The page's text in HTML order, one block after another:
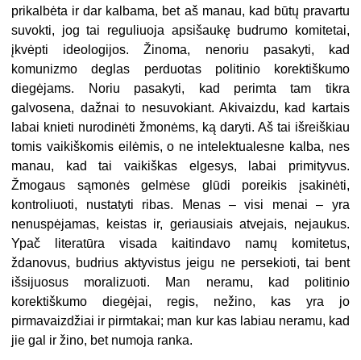
prikalbėta ir dar kalbama, bet aš manau, kad būtų pravartu
suvokti, jog tai reguliuoja apsišaukę budrumo komitetai,
įkvėpti ideologijos. Žinoma, nenoriu pasakyti, kad
komunizmo deglas perduotas politinio korektiškumo
diegėjams. Noriu pasakyti, kad perimta tam tikra
galvosena, dažnai to nesuvokiant. Akivaizdu, kad kartais
labai knieti nurodinėti žmonėms, ką daryti. Aš tai išreiškiau
tomis vaikiškomis eilėmis, o ne intelektualesne kalba, nes
manau, kad tai vaikiškas elgesys, labai primityvus.
Žmogaus sąmonės gelmėse glūdi poreikis įsakinėti,
kontroliuoti, nustatyti ribas. Menas – visi menai – yra
nenuspėjamas, keistas ir, geriausiais atvejais, nejaukus.
Ypač literatūra visada kaitindavo namų komitetus,
ždanovus, budrius aktyvistus jeigu ne persekioti, tai bent
išsijuosus moralizuoti. Man neramu, kad politinio
korektiškumo diegėjai, regis, nežino, kas yra jo
pirmavaizdžiai ir pirmtakai; man kur kas labiau neramu, kad
jie gal ir žino, bet numoja ranka.